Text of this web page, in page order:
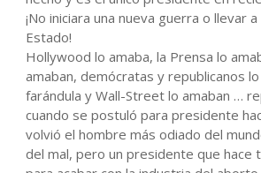
¡No iniciara una nueva guerra o llevar
Estado!
Hollywood lo amaba, la Prensa lo
amaban, demócratas y republicanos lo
farándula y Wall-Street lo amaban …
cuando se postuló para presidente
volvió el hombre más odiado del
del mal, pero un presidente que hace